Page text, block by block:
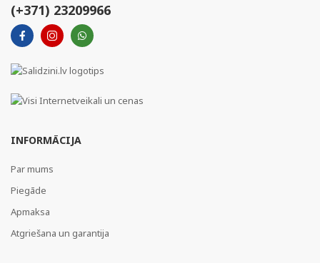
(+371) 23209966
INFORMĀCIJA
Par mums
Piegāde
Apmaksa
Atgriešana un garantija